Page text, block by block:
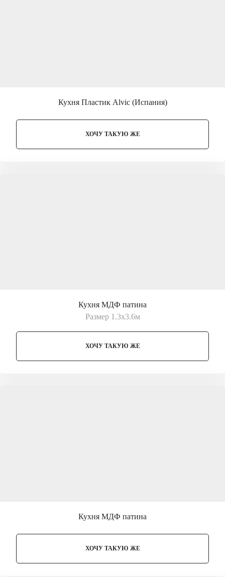
Кухня Пластик Alvic (Испания)
ХОЧУ ТАКУЮ ЖЕ
Кухня МДФ патина
Размер 1.3х3.6м
ХОЧУ ТАКУЮ ЖЕ
Кухня МДФ патина
ХОЧУ ТАКУЮ ЖЕ